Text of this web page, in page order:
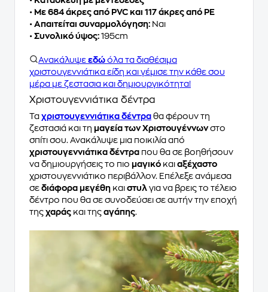
• Με 684 άκρες από PVC και 117 άκρες από PE
• Απαιτείται συναρμολόγηση: Ναι
• Συνολικό ύψος: 195cm
Ανακάλυψε εδώ όλα τα διαθέσιμα
χριστουγεννιάτικα είδη και γέμισε την κάθε σου
μέρα με ζεστασια και δημιουργικότητα!
Χριστουγεννιάτικα δέντρα
Τα χριστουγεννιάτικα δέντρα θα φέρουν τη
ζεστασιά και τη μαγεία των Χριστουγέννωνστο
σπίτι σου. Ανακάλυψε μια ποικιλία από
χριστουγεννιάτικα δέντρα που θα σε βοηθήσουν
να δημιουργήσεις το πιο μαγικό και αξέχαστο
χριστουγεννιάτικο περιβάλλον. Επέλεξε ανάμεσα
σε διάφορα μεγέθη και στυλ για να βρεις το τέλειο
δέντρο που θα σε συνοδεύσει σε αυτήν την εποχή
της χαράς και της αγάπης